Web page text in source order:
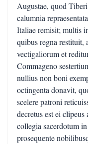
Augustae, quod
calumnia
Italiae remisit; multis
quibus regna restituit,
vectigaliorum et
Commageno
nullius non boni
octingenta donavit,
scelere patroni
decretus est ei
collegia sacerdotum
prosequente